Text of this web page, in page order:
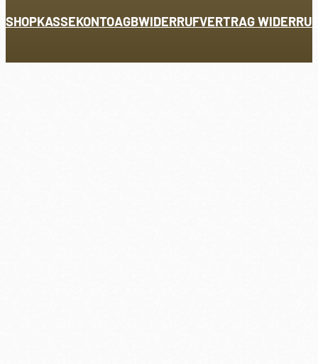
SHOPKASSEKONTOAGBWIDERRUFVERTRAG